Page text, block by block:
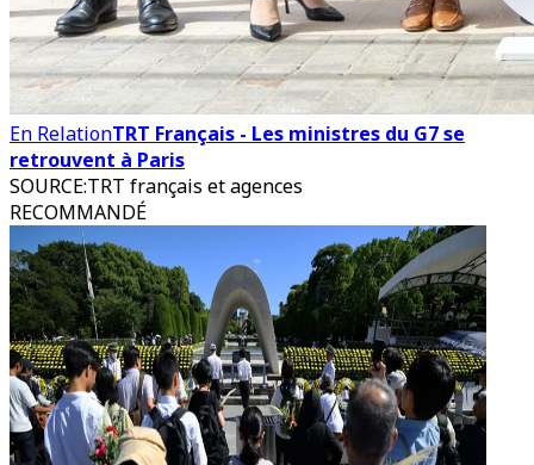
En RelationTRT Français - Les ministres du G7 se
retrouvent à Paris
SOURCE:TRT français et agences
RECOMMANDÉ